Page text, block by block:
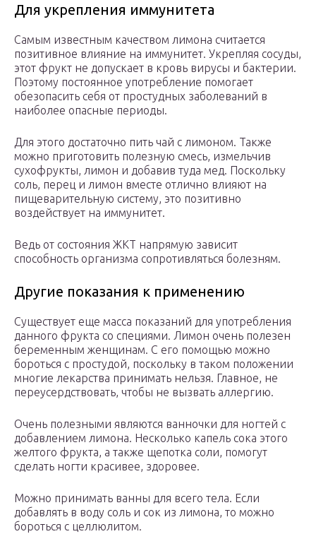
Для укрепления иммунитета
Самым известным качеством лимона считается
позитивное влияние на иммунитет. Укрепляя сосуды,
этот фрукт не допускает в кровь вирусы и бактерии.
Поэтому постоянное употребление помогает
обезопасить себя от простудных заболеваний в
наиболее опасные периоды.
Для этого достаточно пить чай с лимоном. Также
можно приготовить полезную смесь, измельчив
сухофрукты, лимон и добавив туда мед. Поскольку
соль, перец и лимон вместе отлично влияют на
пищеварительную систему, это позитивно
воздействует на иммунитет.
Ведь от состояния ЖКТ напрямую зависит
способность организма сопротивляться болезням.
Другие показания к применению
Существует еще масса показаний для употребления
данного фрукта со специями. Лимон очень полезен
беременным женщинам. С его помощью можно
бороться с простудой, поскольку в таком положении
многие лекарства принимать нельзя. Главное, не
переусердствовать, чтобы не вызвать аллергию.
Очень полезными являются ванночки для ногтей с
добавлением лимона. Несколько капель сока этого
желтого фрукта, а также щепотка соли, помогут
сделать ногти красивее, здоровее.
Можно принимать ванны для всего тела. Если
добавлять в воду соль и сок из лимона, то можно
бороться с целлюлитом.